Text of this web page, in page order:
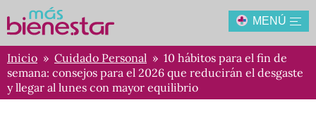
MENÚ
Inicio » Cuidado Personal » 10 hábitos para el fin de
semana: consejos para el 2026 que reducirán el desgaste
y llegar al lunes con mayor equilibrio